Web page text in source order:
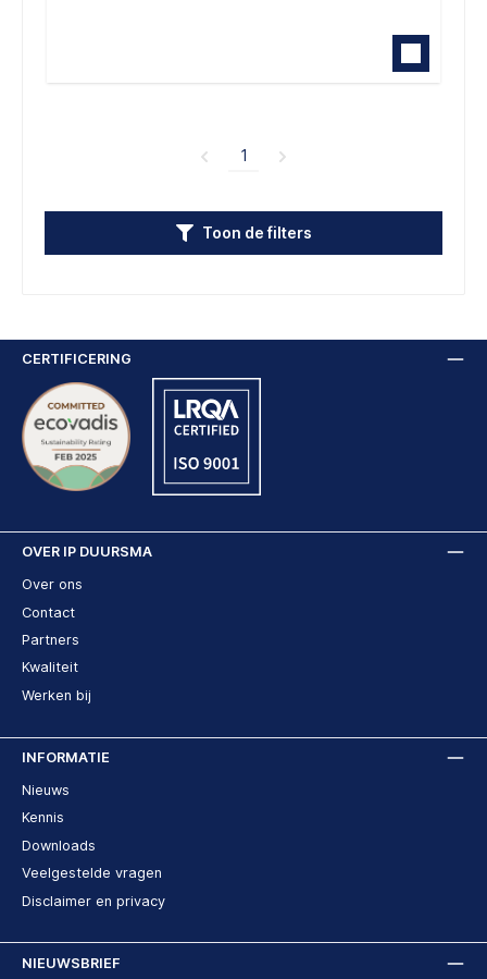
1
Toon de filters
OVER IP DUURSMA
Over ons
Contact
Partners
Kwaliteit
Werken bij
INFORMATIE
Nieuws
Kennis
Downloads
Veelgestelde vragen
Disclaimer en privacy
CERTIFICERING
NIEUWSBRIEF